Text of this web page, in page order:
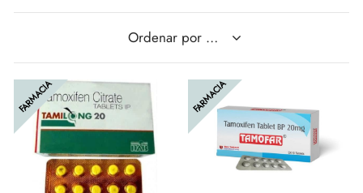
FARMACIA FARMACIA